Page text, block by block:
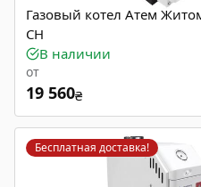
Газовый котел Атем
СН
В наличии
от
19 560₴
Бесплатная доставка!